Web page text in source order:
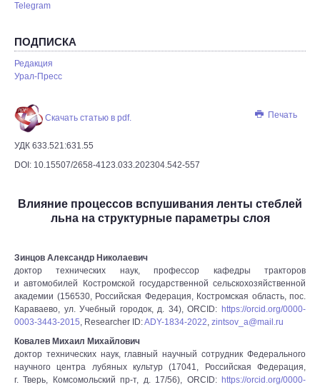
Telegram
ПОДПИСКА
Редакция
Урал-Пресс
Печать
Скачать статью в pdf.
УДК 633.521:631.55
DOI: 10.15507/2658-4123.033.202304.542-557
Влияние процессов вспушивания ленты стеблей
льна на структурные параметры слоя
Зинцов Александр Николаевич
доктор технических наук, профессор кафедры тракторов
и автомобилей Костромской государственной сельскохозяйственной
академии (156530, Российская Федерация, Костромская область, пос.
Караваево, ул. Учебный городок, д. 34), ORCID: https://orcid.org/0000-
0003-3443-2015, Researcher ID:ADY-1834-2022, zintsov_a@mail.ru
Ковалев Михаил Михайлович
доктор технических наук, главный научный сотрудник Федерального
научного центра лубяных культур (17041, Российская Федерация,
г. Тверь, Комсомольский пр-т, д. 17/56), ORCID: https://orcid.org/0000-